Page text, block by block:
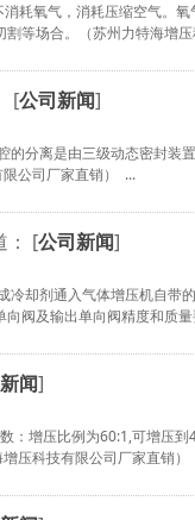
耗氧气，消耗压缩空气。
等场合。（苏州力特海增
[公司新闻]
分离是由三级动态密封装
公司厂家直销） ...
： [公司新闻]
却剂通入气体增压机自带
阀及输出单向阀精度和质
闻]
：增压比例为60:1,可增压
压科技有限公司厂家直销）